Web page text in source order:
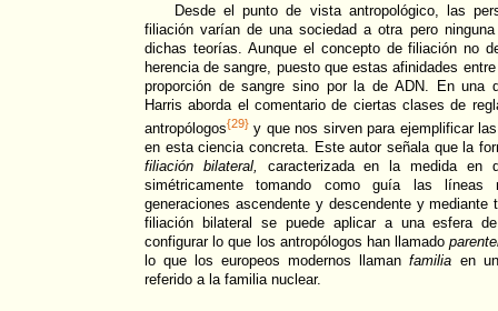
Desde el punto de vista antropológico, las
filiación varían de una sociedad a otra pero
dichas teorías. Aunque el concepto de filiación no
herencia de sangre, puesto que estas afinidades
proporción de sangre sino por la de ADN. En una
Harris aborda el comentario de ciertas clases de
antropólogos{29} y que nos sirven para ejemplificar
en esta ciencia concreta. Este autor señala que la
filiación bilateral,
caracterizada en la medida en
simétricamente tomando como guía las
generaciones ascendente y descendente y
filiación bilateral se puede aplicar a una esfera
configurar lo que los antropólogos han llamado
lo que los europeos modernos llamanfamilia en
referido a la familia nuclear.